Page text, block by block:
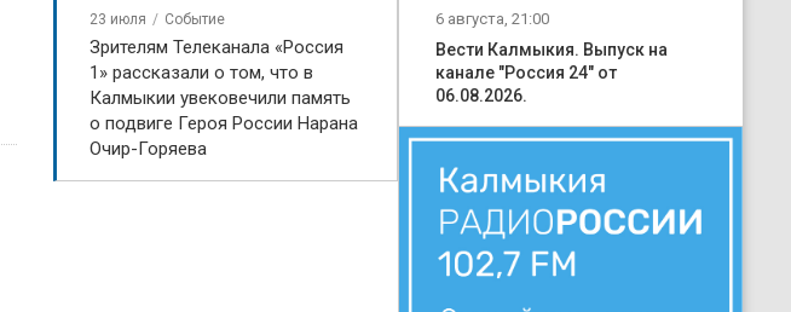
23 июля Событие
Зрителям Телеканала «Россия
1» рассказали о том, что в
Калмыкии увековечили память
о подвиге Героя России Нарана
Очир-Горяева
6 августа, 21:00
Вести Калмыкия. Выпуск на
канале "Россия 24" от
06.08.2026.